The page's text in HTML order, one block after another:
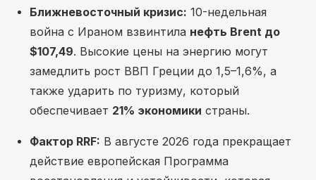
Ближневосточный кризис: 10-недельная
война с Ираном взвинтила нефть Brent до
$107,49. Высокие цены на энергию могут
замедлить рост ВВП Греции до 1,5–1,6%, а
также ударить по туризму, который
обеспечивает 21% экономики страны.
Фактор RRF: В августе 2026 года прекращает
действие европейская Программа